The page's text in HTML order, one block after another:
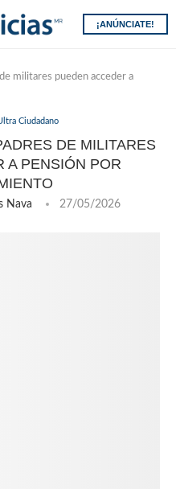
¡ANÚNCIATE!
militares pueden acceder a
Ciudadano
DE MILITARES
A PENSIÓN POR
Nava 27/05/2026